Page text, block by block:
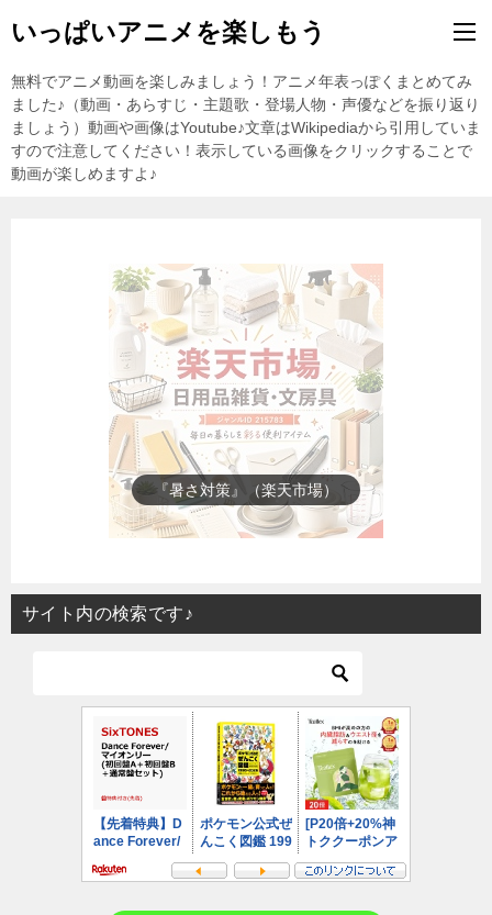
いっぱいアニメを楽しもう
無料でアニメ動画を楽しみましょう！アニメ年表っぽくまとめてみ
ました♪（動画・あらすじ・主題歌・登場人物・声優などを振り返り
ましょう）動画や画像はYoutube♪文章はWikipediaから引用していま
すので注意してください！表示している画像をクリックすることで
動画が楽しめますよ♪
『暑さ対策』（楽天市場）
サイト内の検索です♪